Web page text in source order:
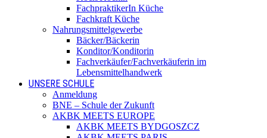
FachpraktikerIn Küche
Fachkraft Küche
Nahrungsmittelgewerbe
Bäcker/Bäckerin
Konditor/Konditorin
Fachverkäufer/Fachverkäuferin im
Lebensmittelhandwerk
UNSERE SCHULE
Anmeldung
BNE – Schule der Zukunft
AKBK MEETS EUROPE
AKBK MEETS BYDGOSZCZ